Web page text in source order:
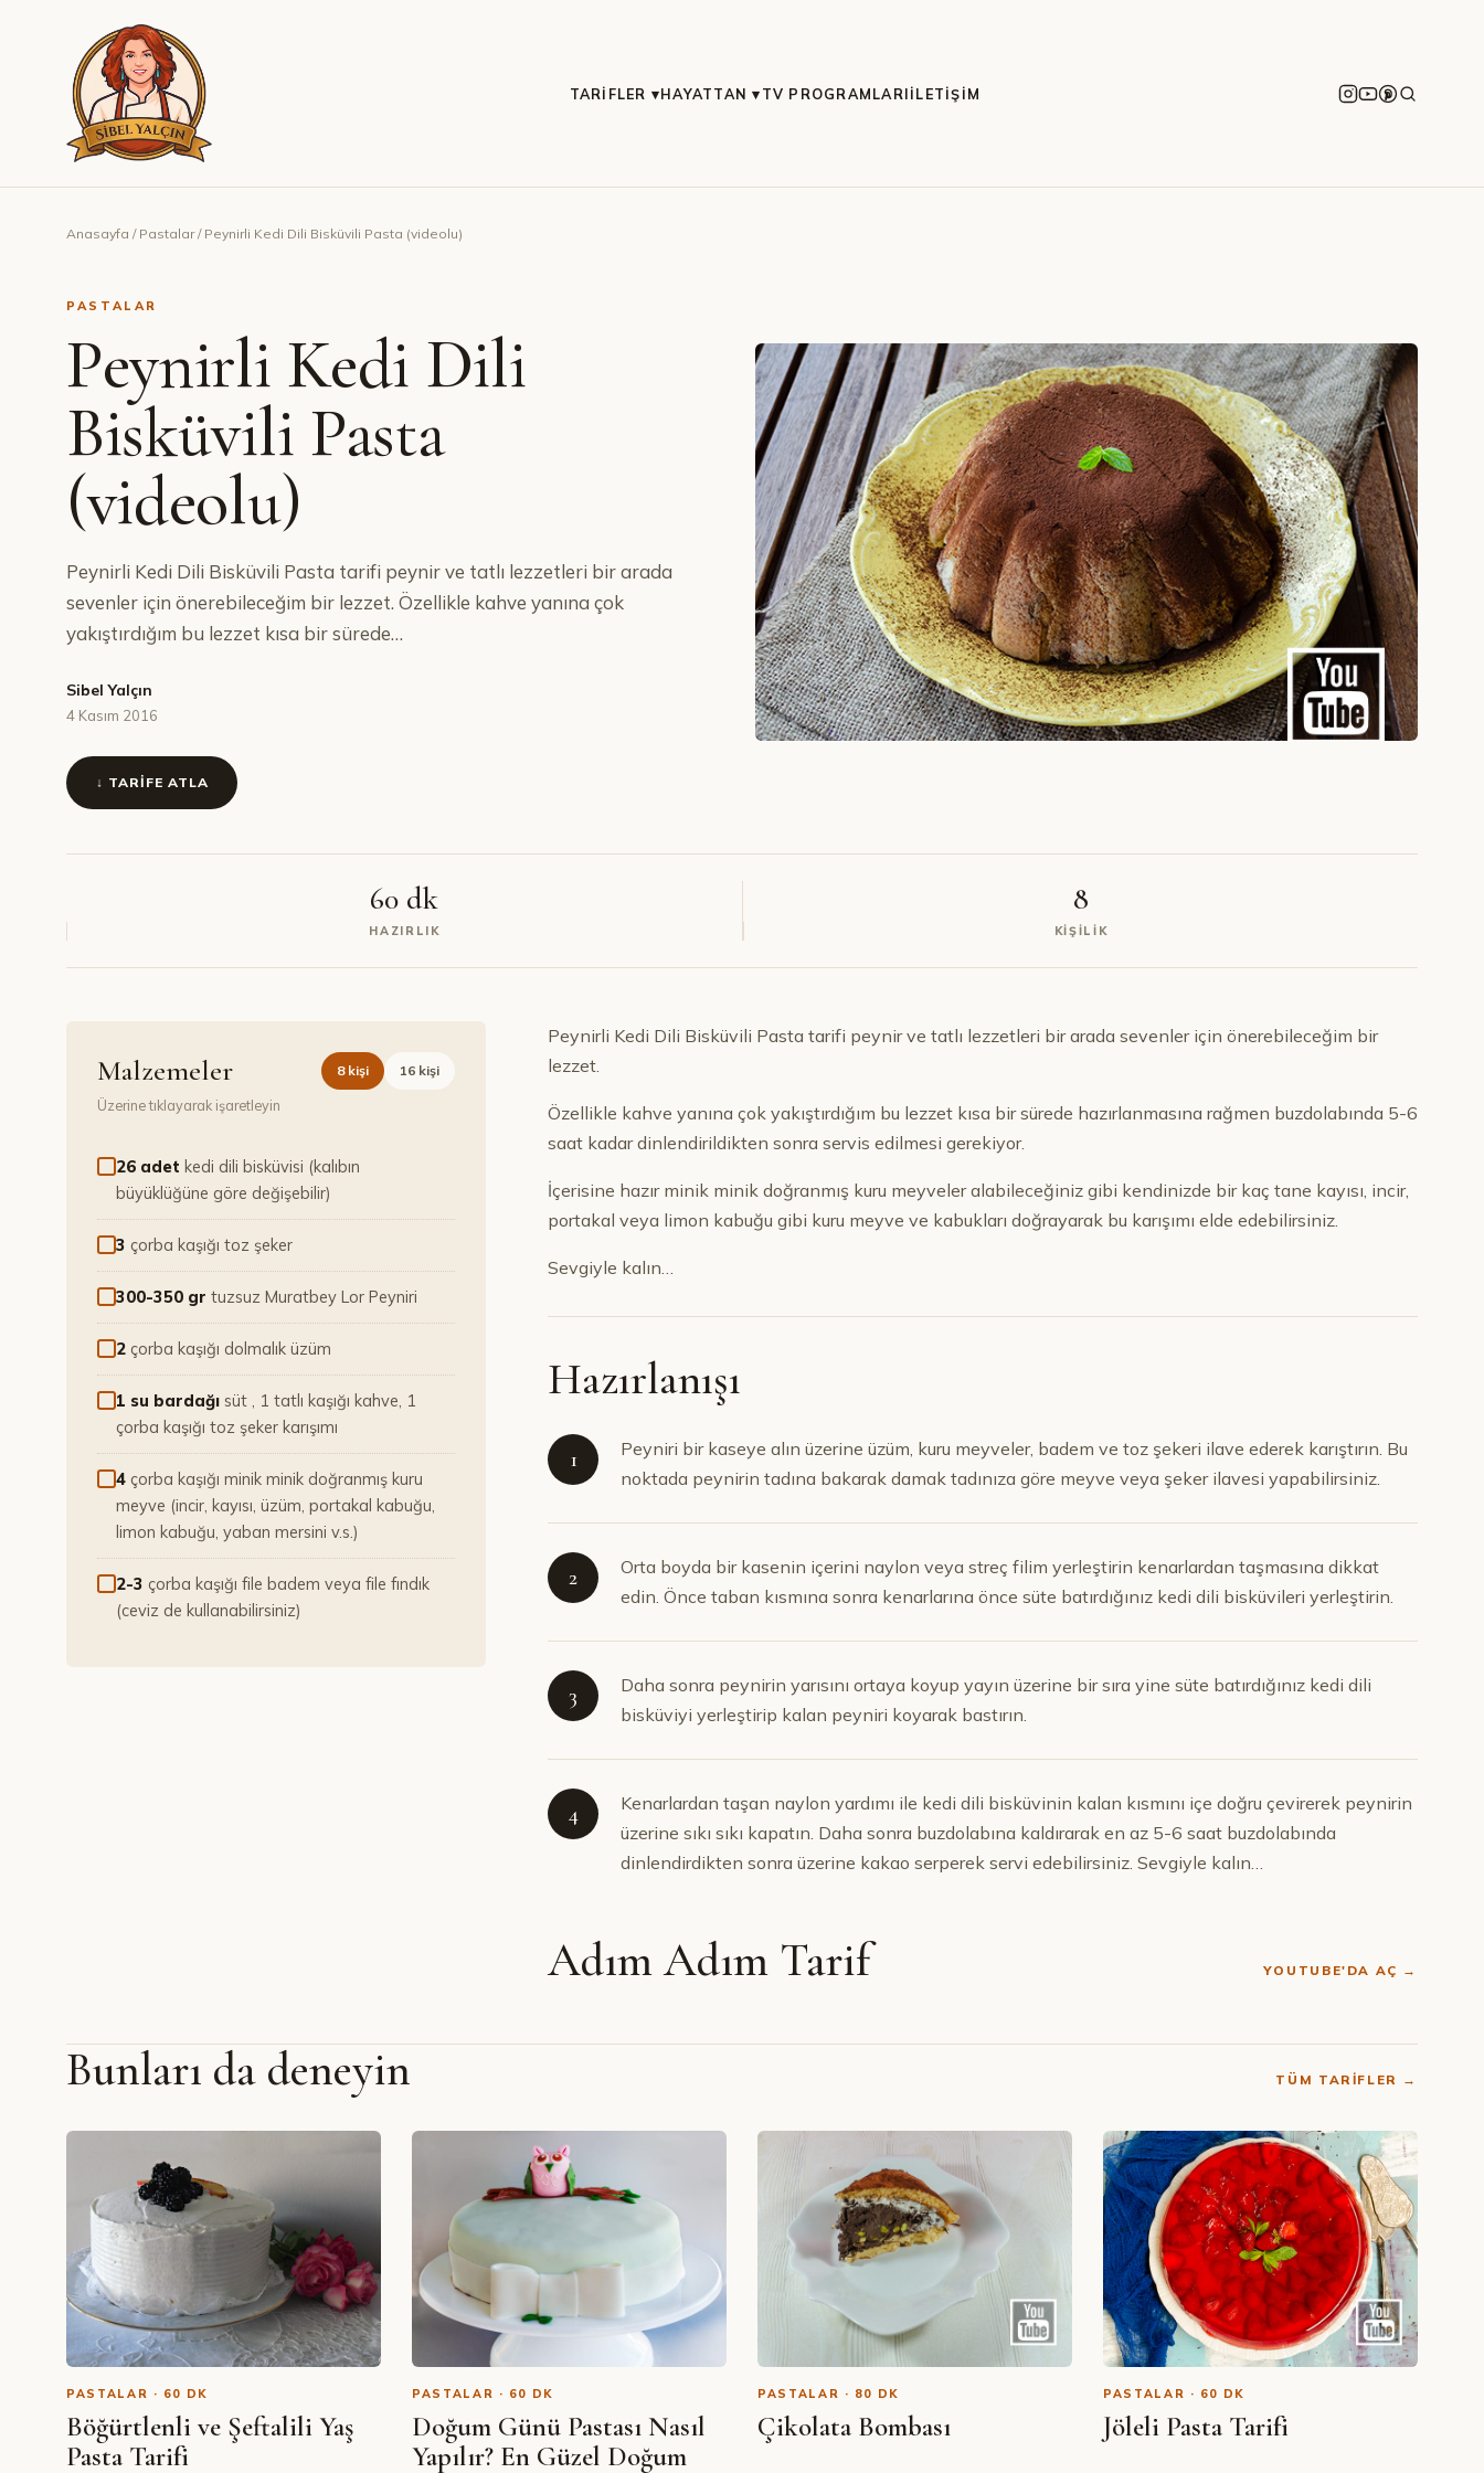
TARIFLER ▾HAYATTAN ▾TV PROGRAMLARIİLETIŞIM
Anasayfa / Pastalar/ Peynirli Kedi Dili Bisküvili Pasta (videolu)
PASTALAR
Peynirli Kedi Dili
Bisküvili Pasta
(videolu)
Peynirli Kedi Dili Bisküvili Pasta tarifi peynir ve tatlı lezzetleri bir arada
sevenler için önerebileceğim bir lezzet. Özellikle kahve yanına çok
yakıştırdığım bu lezzet kısa bir sürede…
Sibel Yalçın
4 Kasım 2016
↓ TARIFE ATLA
60 dk
HAZIRLIK
8
KIŞILIK
Malzemeler 8kişi 16 kişi
Üzerine tıklayarak işaretleyin
26 adet kedi dili bisküvisi (kalıbın
büyüklüğüne göre değişebilir)
3 çorba kaşığı toz şeker
300-350 gr tuzsuz Muratbey Lor Peyniri
2 çorba kaşığı dolmalık üzüm
1 su bardağı süt , 1 tatlı kaşığı kahve, 1
çorba kaşığı toz şeker karışımı
4 çorba kaşığı minik minik doğranmış kuru
meyve (incir, kayısı, üzüm, portakal kabuğu,
limon kabuğu, yaban mersini v.s.)
2-3 çorba kaşığı file badem veya file fındık
(ceviz de kullanabilirsiniz)
Peynirli Kedi Dili Bisküvili Pasta tarifi peynir ve tatlı lezzetleri bir arada sevenler için önerebileceğim bir
lezzet.
Özellikle kahve yanına çok yakıştırdığım bu lezzet kısa bir sürede hazırlanmasına rağmen buzdolabında 5-6
saat kadar dinlendirildikten sonra servis edilmesi gerekiyor.
İçerisine hazır minik minik doğranmış kuru meyveler alabileceğiniz gibi kendinizde bir kaç tane kayısı, incir,
portakal veya limon kabuğu gibi kuru meyve ve kabukları doğrayarak bu karışımı elde edebilirsiniz.
Sevgiyle kalın…
Hazırlanışı
1
Peyniri bir kaseye alın üzerine üzüm, kuru meyveler, badem ve toz şekeri ilave ederek karıştırın. Bu
noktada peynirin tadına bakarak damak tadınıza göre meyve veya şeker ilavesi yapabilirsiniz.
2
Orta boyda bir kasenin içerini naylon veya streç filim yerleştirin kenarlardan taşmasına dikkat
edin. Önce taban kısmına sonra kenarlarına önce süte batırdığınız kedi dili bisküvileri yerleştirin.
3
Daha sonra peynirin yarısını ortaya koyup yayın üzerine bir sıra yine süte batırdığınız kedi dili
bisküviyi yerleştirip kalan peyniri koyarak bastırın.
4
Kenarlardan taşan naylon yardımı ile kedi dili bisküvinin kalan kısmını içe doğru çevirerek peynirin
üzerine sıkı sıkı kapatın. Daha sonra buzdolabına kaldırarak en az 5-6 saat buzdolabında
dinlendirdikten sonra üzerine kakao serperek servi edebilirsiniz. Sevgiyle kalın…
Adım Adım Tarif YOUTUBE'DA AÇ →
SIBEL YALÇIN · YOUTUBE
Peynirli Kedi Dili Bisküvili Pasta (videolu)
Bunları da deneyin TÜM TARIFLER →
PASTALAR · 60 DK
Böğürtlenli ve Şeftalili Yaş
Pasta Tarifi
PASTALAR · 60 DK
Doğum Günü Pastası Nasıl
Yapılır? En Güzel Doğum
PASTALAR · 80 DK
Çikolata Bombası
PASTALAR · 60 DK
Jöleli Pasta Tarifi